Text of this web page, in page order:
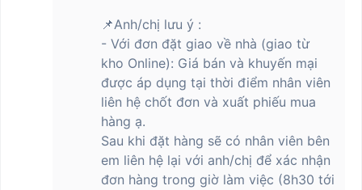
Xiaomi Redmi Note 14 Pro+ 5G là sản phẩm đáng sở hữu trong
phân khúc tầm trung, phù hợp cho cả người dùng phổ thông và
chuyên nghiệp. Với thiết kế sang trọng, màn hình chất lượng,
camera đỉnh cao, hiệu năng mạnh mẽ và các tiện ích hiện đại,
điện thoại Xiaomi này chắc chắn sẽ là sự lựa chọn không
thể bỏ qua cho những ai đang tìm kiếm một chiếc smartphone
Độ bền vượt trội kết hợp với thiết kế tinh tế của
Xiaomi Redmi Note 14 Pro+ 5G
📌Anh/chị lưu ý :
- Với đơn đặt giao về nhà (giao từ
kho Online): Giá bán và khuyến mại
được áp dụng tại thời điểm nhân viên
liên hệ chốt đơn và xuất phiếu mua
hàng ạ.
Sau khi đặt hàng sẽ có nhân viên bên
em liên hệ lại với anh/chị để xác nhận
đơn hàng trong giờ làm việc (8h30 tới